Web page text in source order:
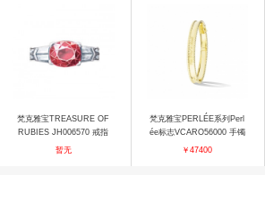
梵克雅宝TREASURE OF
RUBIES JH006570 戒指
暂无
梵克雅宝PERLÉE系列Perl
ée标志VCARO56000 手镯
￥47400